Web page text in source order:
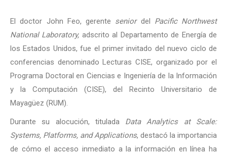
El doctor John Feo, gerente seniordel Pacific Northwest
National Laboratory, adscrito al Departamento de Energía de
los Estados Unidos, fue el primer invitado del nuevo ciclo de
conferencias denominado Lecturas CISE, organizado por el
Programa Doctoral en Ciencias e Ingeniería de la Información
y la Computación (CISE), del Recinto Universitario de
Mayagüez (RUM).
Durante su alocución, titulada Data Analytics at Scale:
Systems, Platforms, and Applications, destacó la importancia
de cómo el acceso inmediato a la información en línea ha